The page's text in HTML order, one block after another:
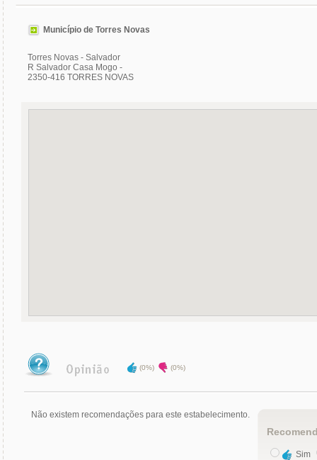
Município de Torres Novas
Torres Novas - Salvador
R Salvador Casa Mogo -
2350-416 TORRES NOVAS
(0%) (0%)
Não existem recomendações para este estabelecimento.
Sim